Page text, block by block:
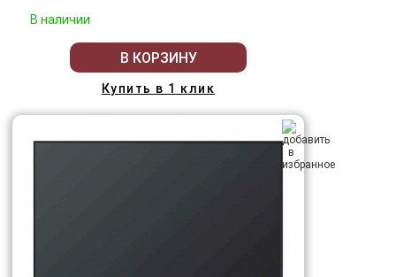
В наличии
В КОРЗИНУ
Купить в 1 клик